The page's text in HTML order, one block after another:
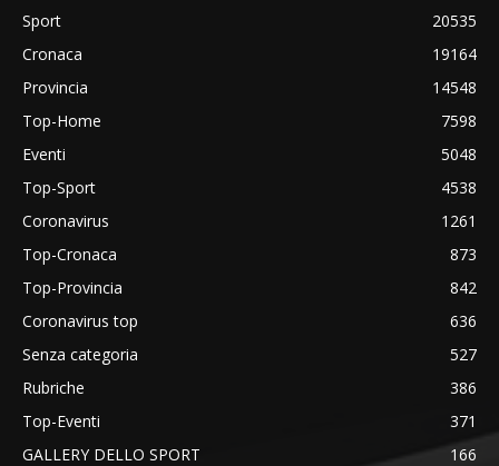
Sport
20535
Cronaca
19164
Provincia
14548
Top-Home
7598
Eventi
5048
Top-Sport
4538
Coronavirus
1261
Top-Cronaca
873
Top-Provincia
842
Coronavirus top
636
Senza categoria
527
Rubriche
386
Top-Eventi
371
GALLERY DELLO SPORT
166